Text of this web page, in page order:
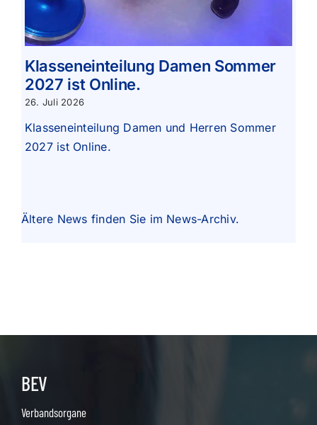
Klasseneinteilung Damen Sommer
2027 ist Online.
26. Juli 2026
Klasseneinteilung Damen und Herren Sommer
2027 ist Online.
Ältere News finden Sie im News-Archiv.
BEV
Verbandsorgane